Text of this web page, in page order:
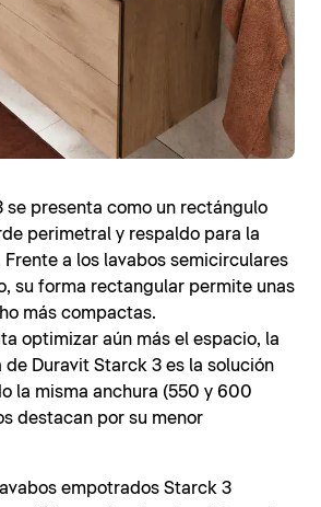
se presenta como un rectángulo
perimetral y respaldo para la
Frente a los lavabos semicirculares
su forma rectangular permite unas
más compactas.
optimizar aún más el espacio, la
Duravit Starck 3 es la solución
la misma anchura (550 y 600
destacan por su menor
empotrados Starck 3